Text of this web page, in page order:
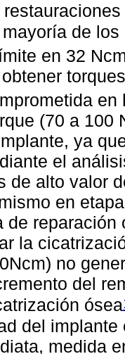
de
en 32
(70 a 100
ya
el
de alto valor
en
de
la
no
del
ósea
del
medida